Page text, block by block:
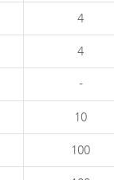
4
4
-
10
100